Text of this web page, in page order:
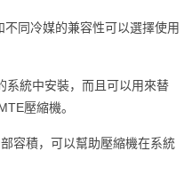
同冷媒的兼容性可以選擇使用
系統中安裝，而且可以用來替
壓縮機。
容積，可以幫助壓縮機在系統